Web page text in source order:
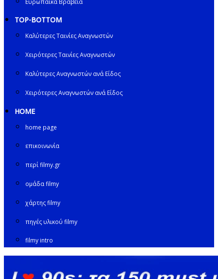
TOP-BOTTOM
Καλύτερες Ταινίες Αναγνωστών
Χειρότερες Ταινίες Αναγνωστών
Καλύτερες Αναγνωστών ανά Είδος
Χειρότερες Αναγνωστών ανά Είδος
HOME
home page
επικοινωνία
περί filmy.gr
ομάδα filmy
χάρτης filmy
πηγές υλικού filmy
filmy intro